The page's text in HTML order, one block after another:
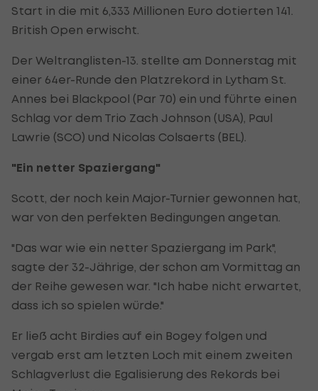
Start in die mit 6,333 Millionen Euro dotierten 141.
British Open erwischt.
Der Weltranglisten-13. stellte am Donnerstag mit
einer 64er-Runde den Platzrekord in Lytham St.
Annes bei Blackpool (Par 70) ein und führte einen
Schlag vor dem Trio Zach Johnson (USA), Paul
Lawrie (SCO) und Nicolas Colsaerts (BEL).
"Ein netter Spaziergang"
Scott, der noch kein Major-Turnier gewonnen hat,
war von den perfekten Bedingungen angetan.
"Das war wie ein netter Spaziergang im Park",
sagte der 32-Jährige, der schon am Vormittag an
der Reihe gewesen war. "Ich habe nicht erwartet,
dass ich so spielen würde."
Er ließ acht Birdies auf ein Bogey folgen und
vergab erst am letzten Loch mit einem zweiten
Schlagverlust die Egalisierung des Rekords bei